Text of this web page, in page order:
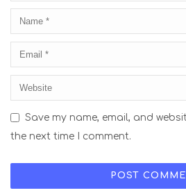
Save my name, email, and
the next time I comment.